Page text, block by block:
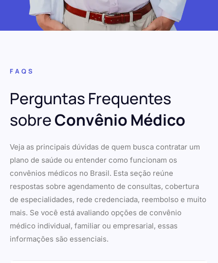
FAQS
Perguntas Frequentes
sobreConvênio Médico
Veja as principais dúvidas de quem busca contratar um
plano de saúde ou entender como funcionam os
convênios médicos no Brasil. Esta seção reúne
respostas sobre agendamento de consultas, cobertura
de especialidades, rede credenciada, reembolso e muito
mais. Se você está avaliando opções de convênio
médico individual, familiar ou empresarial, essas
informações são essenciais.